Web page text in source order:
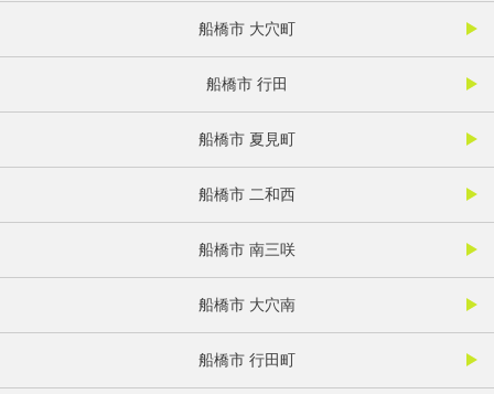
船橋市 大穴町
船橋市 行田
船橋市 夏見町
船橋市 二和西
船橋市 南三咲
船橋市 大穴南
船橋市 行田町